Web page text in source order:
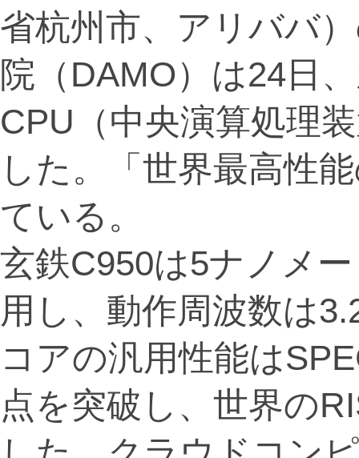
省杭州市、アリババ
院（DAMO）は24日
CPU（中央演算処理
した。「世界最高性
ている。
玄鉄C950は5ナノメ
用し、動作周波数は
コアの汎用性能は
点を突破し、世界の